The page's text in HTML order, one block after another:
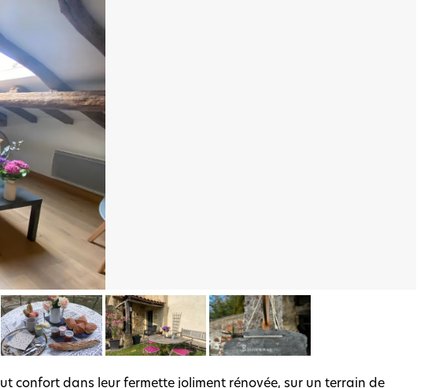
confort dans leur fermette joliment rénovée, sur un terrain de